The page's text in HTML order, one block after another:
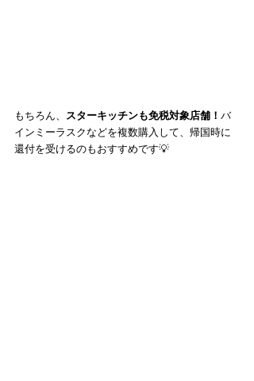
もちろん、 スターキッチンも免税対象店舗！ バ
インミーラスクなどを複数購入して、帰国時に
還付を受けるのもおすすめです💡